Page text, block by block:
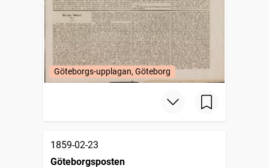
Göteborgs-upplagan, Göteborg
1859-02-23
Göteborgsposten